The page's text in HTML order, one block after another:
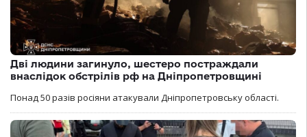
Дві людини загинуло, шестеро постраждали
внаслідок обстрілів рф на Дніпропетровщині
Понад 50 разів росіяни атакували Дніпропетровську області.